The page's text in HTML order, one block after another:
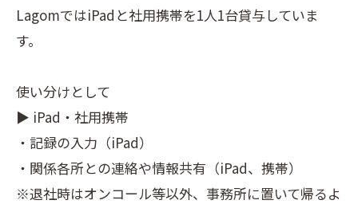
LagomではiPadと社用携帯を1人1台貸与していま
す。
使い分けとして
▶ iPad・社用携帯
・記録の入力（iPad）
・関係各所との連絡や情報共有（iPad、携帯）
※退社時はオンコール等以外、事務所に置いて帰るよ